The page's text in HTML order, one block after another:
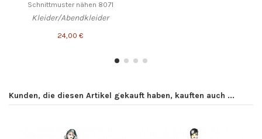
Schnittmuster nähen 8071
Kleider/Abendkleider
24,00 €
Kunden, die diesen Artikel gekauft haben, kauften auch ...